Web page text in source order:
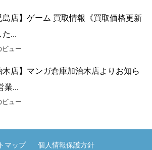
島店】ゲーム 買取情報《買取価格更新
た...
ビュー
木店】マンガ倉庫加治木店よりお知ら
業...
ビュー
マップ 個人情報保護方針